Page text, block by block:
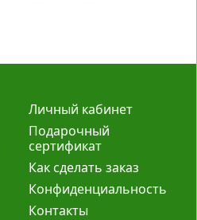
Личный кабинет
Подарочный
сертификат
Как сделать заказ
Конфиденциальность
Контакты